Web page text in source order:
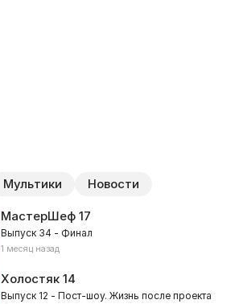
Мультики Новости
МастерШеф17
Выпуск 34 - Финал
1 месяц назад
Холостяк14
Выпуск 12 - Пост-шоу. Жизнь после проекта